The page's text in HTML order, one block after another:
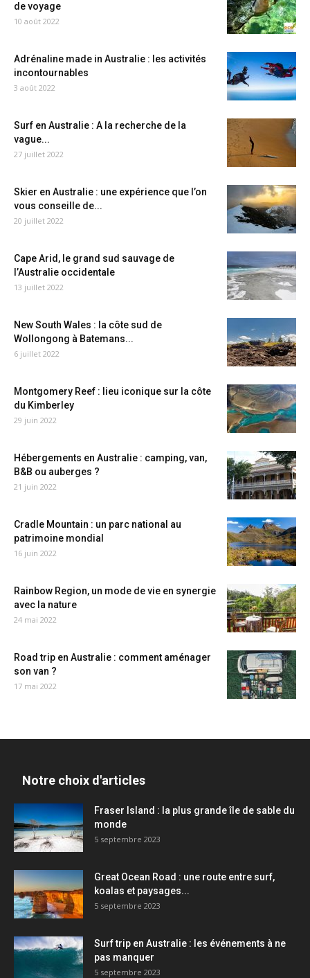
de voyage
10 août 2022
Adrénaline made in Australie : les activités
incontournables
3 août 2022
Surf en Australie : A la recherche de la
vague...
27 juillet 2022
Skier en Australie : une expérience que l’on
vous conseille de...
20 juillet 2022
Cape Arid, le grand sud sauvage de
l’Australie occidentale
13 juillet 2022
New South Wales : la côte sud de
Wollongong à Batemans...
6 juillet 2022
Montgomery Reef : lieu iconique sur la côte
du Kimberley
29 juin 2022
Hébergements en Australie : camping, van,
B&B ou auberges ?
21 juin 2022
Cradle Mountain : un parc national au
patrimoine mondial
16 juin 2022
Rainbow Region, un mode de vie en synergie
avec la nature
24 mai 2022
Road trip en Australie : comment aménager
son van ?
17 mai 2022
Notre choix d'articles
Fraser Island : la plus grande île de sable du
monde
5 septembre 2023
Great Ocean Road : une route entre surf,
koalas et paysages...
5 septembre 2023
Surf trip en Australie : les événements à ne
pas manquer
5 septembre 2023